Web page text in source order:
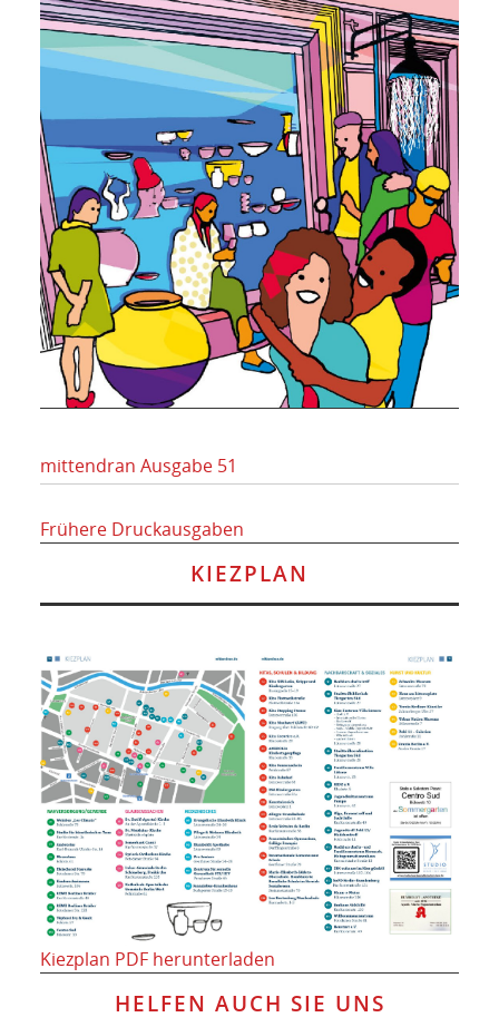
mittendran Ausgabe 51
Frühere Druckausgaben
KIEZPLAN
Kiezplan PDF herunterladen
HELFEN AUCH SIE UNS